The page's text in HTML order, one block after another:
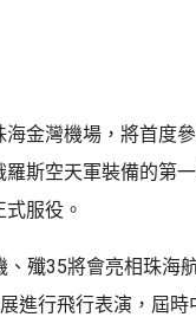
金灣機場，將首度
斯空天軍裝備的第
服役。
殲35將會亮相珠海
進行飛行表演，屆時